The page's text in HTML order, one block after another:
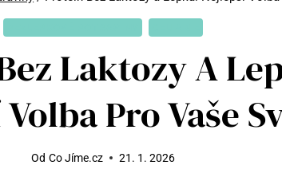
Laktozy A
Pro Vaše
Od Co Jíme.cz 21. 1. 2026